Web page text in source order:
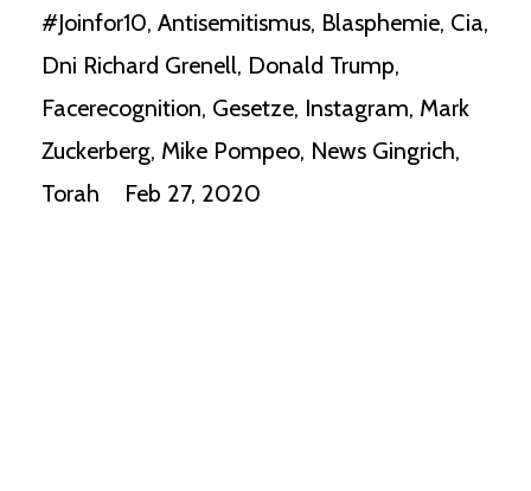
#joinfor10 Antisemitismus Blasphemie Cia
Dni Richard Grenell Donald Trump
Facerecognition Gesetze Instagram Mark
Zuckerberg Mike Pompeo News Gingrich
Torah
Feb 27, 2020